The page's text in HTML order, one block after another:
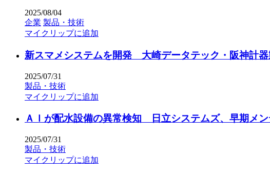
2025/08/04
企業 製品・技術
マイクリップに追加
新スマメシステムを開発 大崎データテック・阪神計
2025/07/31
製品・技術
マイクリップに追加
ＡＩが配水設備の異常検知 日立システムズ、早期メ
2025/07/31
製品・技術
マイクリップに追加